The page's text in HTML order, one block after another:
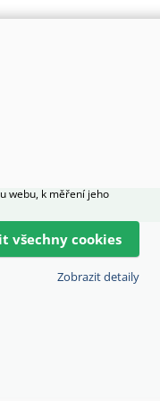
webu, k měření jeho
všechny cookies
Zobrazit detaily